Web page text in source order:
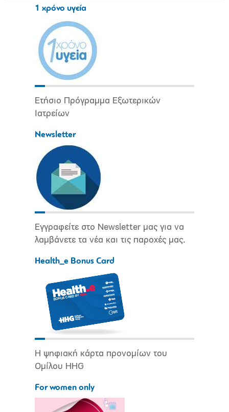
1 χρόνο υγεία
Ετήσιο Πρόγραμμα Εξωτερικών
Ιατρείων
Newsletter
Εγγραφείτε στο Newsletter μας για να
λαμβάνετε τα νέα και τις παροχές μας.
Health_e Bonus Card
Η ψηφιακή κάρτα προνομίων του
Ομίλου HHG
For women only